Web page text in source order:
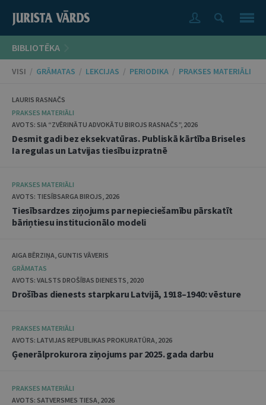
BIBLIOTĒKA
VISI / GRĀMATAS / LEKCIJAS / PERIODIKA / PRAKSES MATERIĀLI
LAURIS RASNAČS
PRAKSES MATERIĀLI
AVOTS: SIA “ZVĒRINĀTU ADVOKĀTU BIROJS RASNAČS”, 2026
Desmit gadi bez eksekvatūras. Publiskā kārtība Briseles
Ia regulas un Latvijas tiesību izpratnē
PRAKSES MATERIĀLI
AVOTS: TIESĪBSARGA BIROJS, 2026
Tiesībsardzes ziņojums par nepieciešamību pārskatīt
bāriņtiesu institucionālo modeli
AIGA BĒRZIŅA, GUNTIS VĀVERIS
GRĀMATAS
AVOTS: VALSTS DROŠĪBAS DIENESTS, 2020
Drošības dienests starpkaru Latvijā, 1918–1940: vēsture
PRAKSES MATERIĀLI
AVOTS: LATVIJAS REPUBLIKAS PROKURATŪRA, 2026
Ģenerālprokurora ziņojums par 2025. gada darbu
PRAKSES MATERIĀLI
AVOTS: SATVERSMES TIESA, 2026